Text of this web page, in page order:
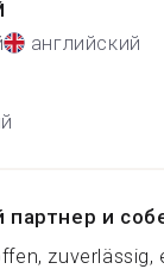
английский
и
zuverlässig,